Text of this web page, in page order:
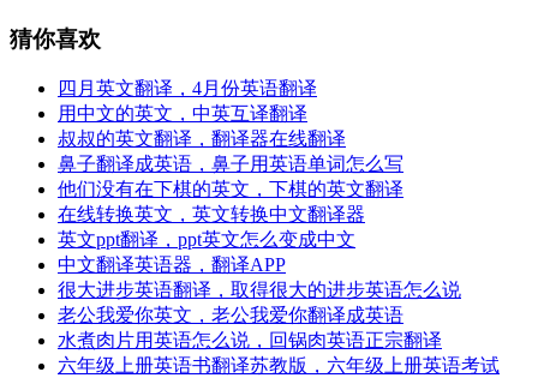
猜你喜欢
四月英文翻译，4月份英语翻译
用中文的英文，中英互译翻译
叔叔的英文翻译，翻译器在线翻译
鼻子翻译成英语，鼻子用英语单词怎么写
他们没有在下棋的英文，下棋的英文翻译
在线转换英文，英文转换中文翻译器
英文ppt翻译，ppt英文怎么变成中文
中文翻译英语器，翻译APP
很大进步英语翻译，取得很大的进步英语怎么说
老公我爱你英文，老公我爱你翻译成英语
水煮肉片用英语怎么说，回锅肉英语正宗翻译
六年级上册英语书翻译苏教版，六年级上册英语考试